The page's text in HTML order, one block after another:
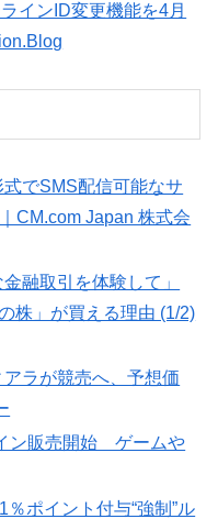
インID変更機能を4月
式でSMS配信可能なサ
CM.com Japan 株式会
融取引を体験して」
株」が買える理由 (1/2)
ラが競売へ、予想価
ン販売開始 ゲームや
ポイント付与“強制”ル